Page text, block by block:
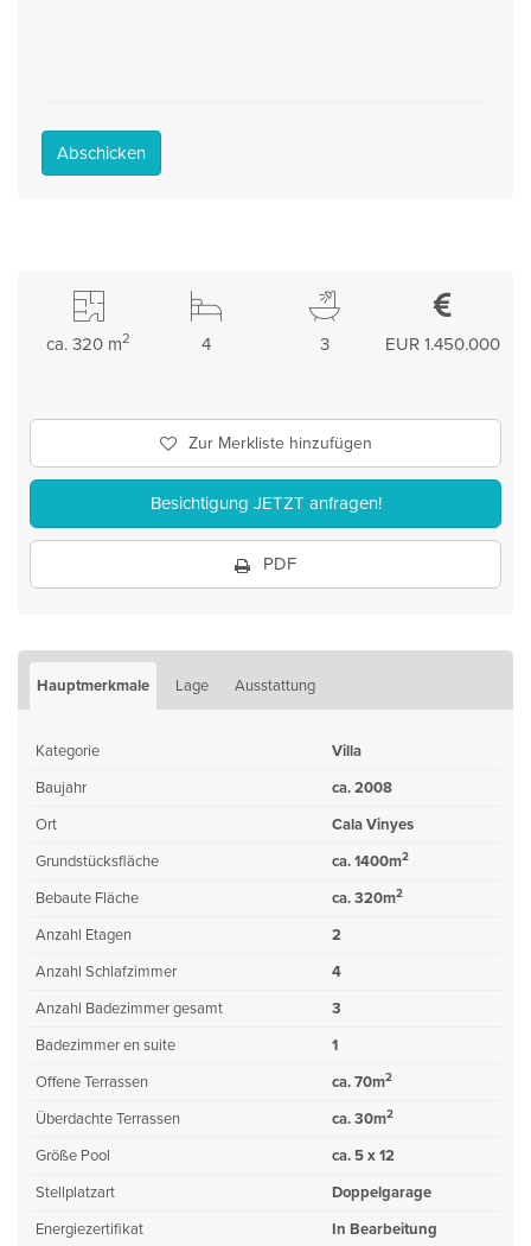
Abschicken
EUR 1.450.000
3
4
ca. 320 m2
Zur Merkliste hinzufügen
Besichtigung JETZT anfragen!
PDF
Hauptmerkmale Lage Ausstattung
Kategorie
Villa
Baujahr
ca. 2008
Ort
Cala Vinyes
Grundstücksfläche
ca. 1400m2
Bebaute Fläche ca. 320m2
Anzahl Etagen
2
Anzahl Schlafzimmer
4
Anzahl Badezimmer gesamt
3
Badezimmer en suite
1
Offene Terrassen
ca. 70m2
Überdachte Terrassen ca. 30m2
Größe Pool
ca. 5 x 12
Stellplatzart
Doppelgarage
Energiezertifikat
In Bearbeitung